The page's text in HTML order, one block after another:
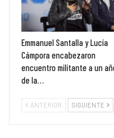
Emmanuel Santalla y Lucía
Cámpora encabezaron
encuentro militante a un
de la…
ANTERIOR SIGUIENTE